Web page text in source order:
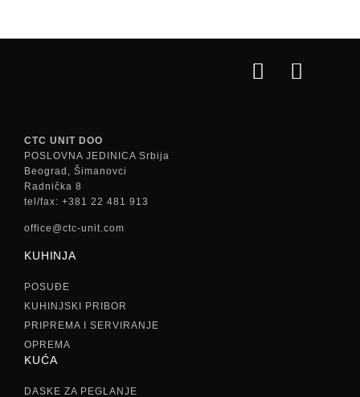
CTC UNIT DOO
POSLOVNA JEDINICA Srbija
Beograd, Šimanovci
Radnička 8
tel/fax: +381 22 481 913
office@ctc-unit.com
KUHINJA
POSUĐE
KUHINJSKI PRIBOR
PRIPREMA I SERVIRANJE
OPREMA
KUĆA
DASKE ZA PEGLANJE